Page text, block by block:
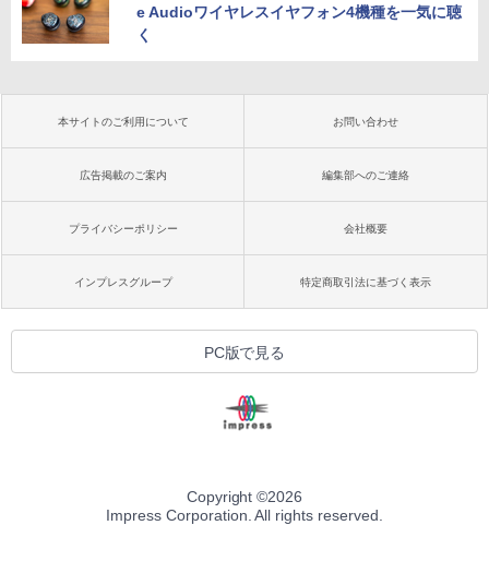
e Audioワイヤレスイヤフォン4機種を一気に聴
く
本サイトのご利用について お問い合わせ
広告掲載のご案内 編集部へのご連絡
プライバシーポリシー 会社概要
インプレスグループ 特定商取引法に基づく表示
PC版で見る
Copyright ©2026
Impress Corporation. All rights reserved.